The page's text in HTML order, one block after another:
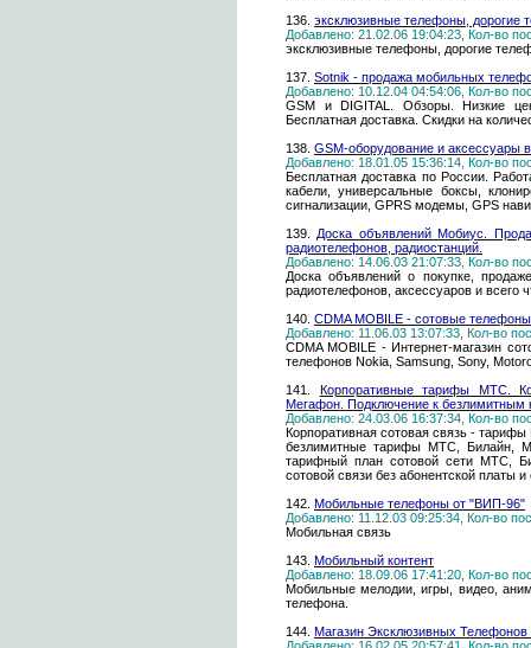
136. эксклюзивные телефоны,
Добавлено: 21.02.06 19:04:23, Кол-во
эксклюзивные телефоны, дорогие
137. Sotnik - продажа мобильных
Добавлено: 10.12.04 04:54:06, Кол-во
GSM и DIGITAL. Обзоры. Низкие
Бесплатная доставка. Скидки на
138. GSM-оборудование и аксессуары
Добавлено: 18.01.05 15:36:14, Кол-во
Бесплатная доставка по России.
кабели, универсальные боксы,
сигнализации, GPRS модемы, GPS
139. Доска объявлений Мобиус.
радиотелефонов, радиостанций.
Добавлено: 14.06.03 21:07:33, Кол-во
Доска объявлений о покупке,
радиотелефонов, аксессуаров и всего
140. CDMA MOBILE - сотовые
Добавлено: 11.06.03 13:07:33, Кол-во
CDMA MOBILE - Интернет-магазин
телефонов Nokia, Samsung, Sony,
141. Корпоративные тарифы МТС.
Мегафон. Подключение к безлимитным
Добавлено: 24.03.06 16:37:34, Кол-во
Корпоративная сотовая связь -
безлимитные тарифы МТС, Билайн,
тарифный план сотовой сети МТС,
сотовой связи без абонентской платы и
142. Мобильные телефоны от "ВИП-96"
Добавлено: 11.12.03 09:25:34, Кол-во
Мобильная связь
143. Мобильный контент
Добавлено: 18.09.06 17:41:20, Кол-во
Мобильные мелодии, игры, видео,
телефона.
144. Магазин Эксклюзивных Телефонов